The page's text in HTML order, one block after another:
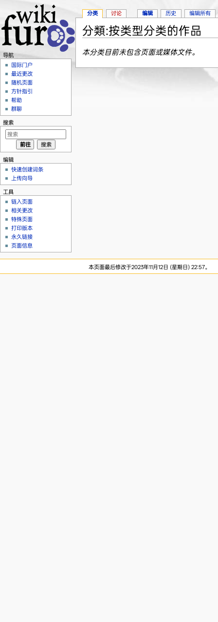
分類:按类型分类的作品
本分类目前未包含页面或媒体文件。
分类 讨论 编辑 历史 编辑所有
导航
国际门户
最近更改
随机页面
方针指引
帮助
群聊
搜索
编辑
快速创建词条
上传向导
工具
链入页面
相关更改
特殊页面
打印版本
永久链接
页面信息
本页面最后修改于2023年11月12日 (星期日) 22:57。